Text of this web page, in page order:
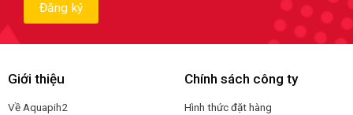
Giới thiệu
Về Aquapih2
Chính sách công ty
Hình thức đặt hàng